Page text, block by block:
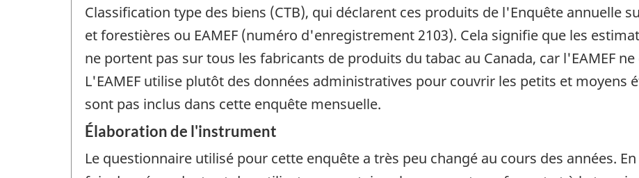
Classification type des biens (CTB), qui déclarent ces produits de l'Enquête annuelle
et forestières ou EAMEF (numéro d'enregistrement 2103). Cela signifie que les
ne portent pas sur tous les fabricants de produits du tabac au Canada, car l'EAMEF
L'EAMEF utilise plutôt des données administratives pour couvrir les petits et moyens
sont pas inclus dans cette enquête mensuelle.
Élaboration de l'instrument
Le questionnaire utilisé pour cette enquête a très peu changé au cours des années.